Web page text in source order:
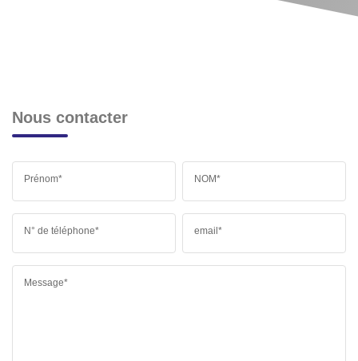
Nous contacter
Prénom* NOM*
N° de téléphone* email*
Message*